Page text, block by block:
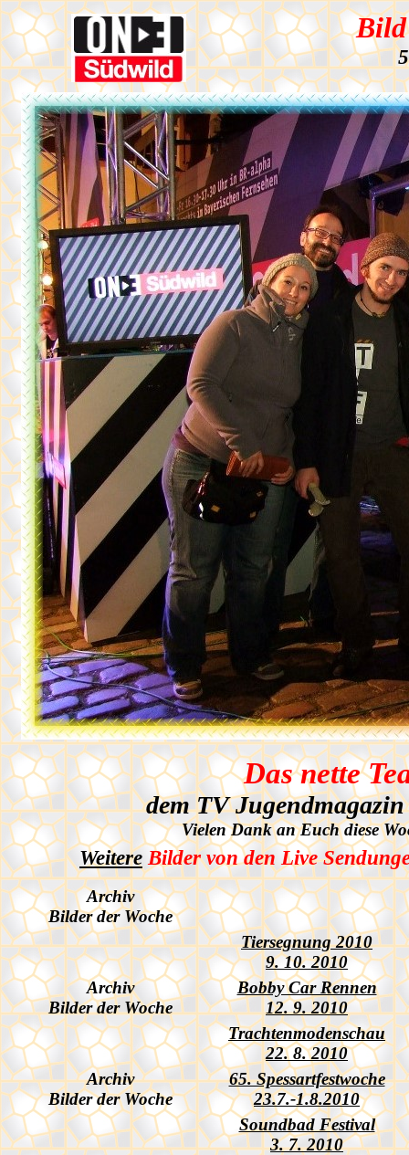
Bild
Das nette
dem TV
Vielen Dank an Euch diese
Weitere Bilder von den Live
Archiv
Bilder der Woche
Tiersegnung 2010
9. 10. 2010
Archiv
Bilder der Woche
Bobby Car Rennen
12. 9. 2010
Trachtenmodenschau
22. 8. 2010
Archiv
Bilder der Woche
65. Spessartfestwoche
23.7.-1.8.2010
Soundbad Festival
3. 7. 2010